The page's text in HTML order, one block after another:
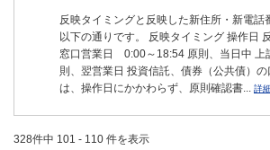
反映タイミングと反映した新住所・新電話
以下の通りです。 反映タイミング 操作日
窓口営業日 0:00～18:54 原則、当日中 上
則、翌営業日 投資信託、債券（公共債）
は、操作日にかかわらず、原則確認書... 詳
328件中 101 - 110 件を表示